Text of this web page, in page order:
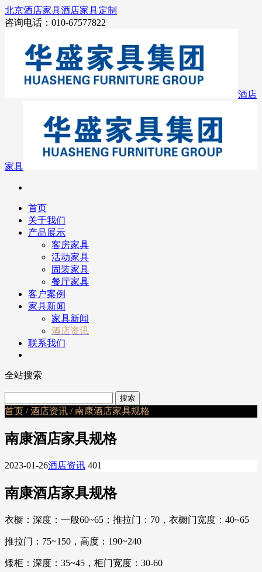
北京酒店家具酒店家具定制
咨询电话：010-67577822
酒店
家具
首页
关于我们
产品展示
客房家具
活动家具
固装家具
餐厅家具
客户案例
家具新闻
家具新闻
酒店资讯
联系我们
全站搜索
首页 /酒店资讯 / 南康酒店家具规格
南康酒店家具规格
2023-01-26酒店资讯 401
南康酒店家具规格
衣橱：深度：一般60~65；推拉门：70，衣橱门宽度：40~65
推拉门：75~150，高度：190~240
矮柜：深度：35~45，柜门宽度：30-60